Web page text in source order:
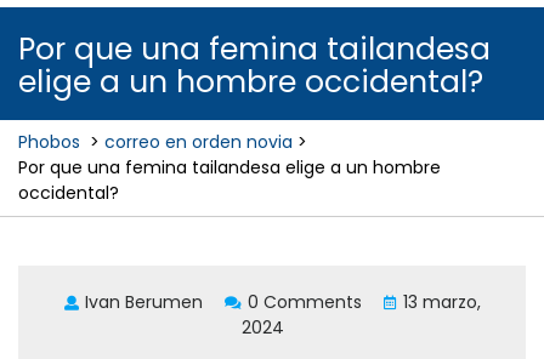
Por que una femina tailandesa
elige a un hombre occidental?
Phobos > correo en orden novia >
Por que una femina tailandesa elige a un hombre
occidental?
Ivan Berumen 0 Comments
13 marzo,
2024